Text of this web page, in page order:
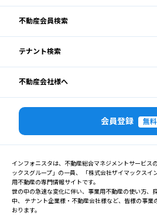
不動産会員検索
テナント検索
不動産会社様へ
会員登録 無料
インフォニスタは、不動産総合マネジメントサービス
ックスグループ」の一員、 「株式会社ザイマックスイ
用不動産の専門情報サイトです。
世の中の急速な変化に伴い、事業用不動産の使い方、
中、 テナント企業様・不動産会社様など、皆様の事業
おります。